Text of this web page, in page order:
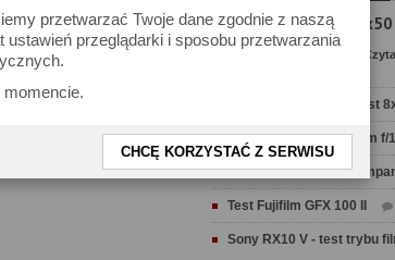
przetwarzać Twoje dane zgodnie z naszą
przeglądarki i sposobu przetwarzania
CHCĘ KORZYSTAĆ Z SERWISU
aparaty
Test Carl Zeiss SFL 8x50
Test Delta Optical Forest
Test Sirui Aurora 35 mm f/
Test Swarovski CL
Test Fujifilm GFX 100 II
Sony RX10 V - test trybu